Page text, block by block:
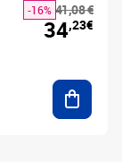
41,08 €
-16%
34,23€